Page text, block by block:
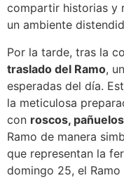
compartir historias y
un ambiente
Por la tarde, tras la
traslado del Ramo,
esperadas del día.
la meticulosa
con roscos,
Ramo de manera
que representan la
domingo 25, el